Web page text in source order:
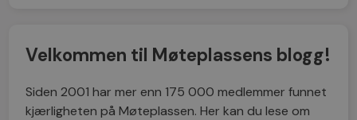
Velkommen til Møteplassens blogg!
Siden 2001 har mer enn 175 000 medlemmer funnet
kjærligheten på Møteplassen. Her kan du lese om